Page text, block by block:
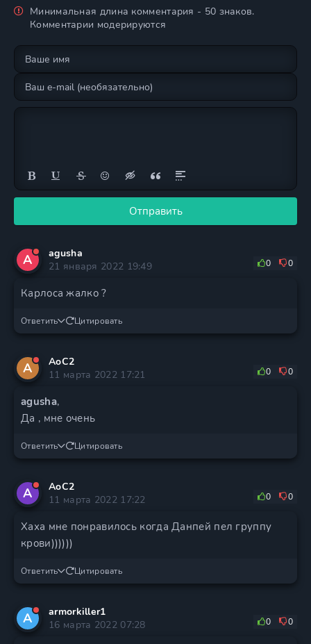
Минимальная длина комментария - 50 знаков.
Комментарии модерируются
Отправить
A
agusha
21 января 2022 19:49
0 0
Карлоса жалко ?
Ответить Цитировать
A
AoC2
11 марта 2022 17:21
0 0
agusha,
Да , мне очень
Ответить Цитировать
A
AoC2
11 марта 2022 17:22
0 0
Хаха мне понравилось когда Данпей пел группу
крови))))))
Ответить Цитировать
A
armorkiller1
16 марта 2022 07:28
0 0